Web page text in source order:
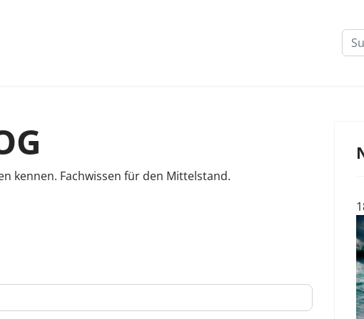
kennen. Fachwissen für den Mittelstand.